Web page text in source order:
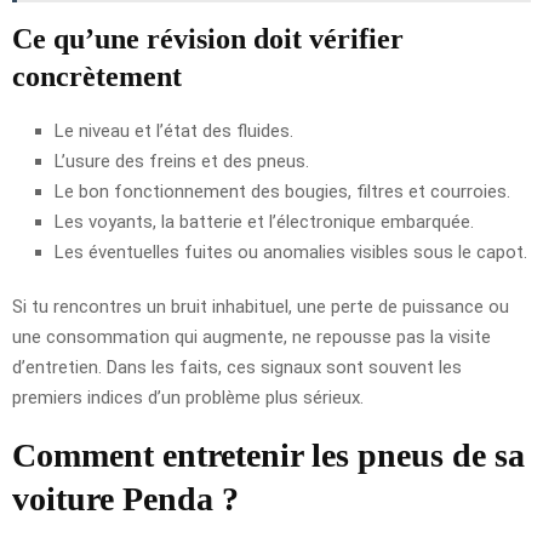
Ce qu’une révision doit vérifier
concrètement
Le niveau et l’état des fluides.
L’usure des freins et des pneus.
Le bon fonctionnement des bougies, filtres et courroies.
Les voyants, la batterie et l’électronique embarquée.
Les éventuelles fuites ou anomalies visibles sous le capot.
Si tu rencontres un bruit inhabituel, une perte de puissance ou
une consommation qui augmente, ne repousse pas la visite
d’entretien. Dans les faits, ces signaux sont souvent les
premiers indices d’un problème plus sérieux.
Comment entretenir les pneus de sa
voiture Penda ?